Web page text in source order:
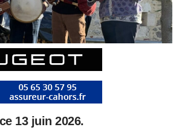
13 juin 2026.